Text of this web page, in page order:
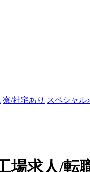
寮/社宅あり スペシャル
場求人/転